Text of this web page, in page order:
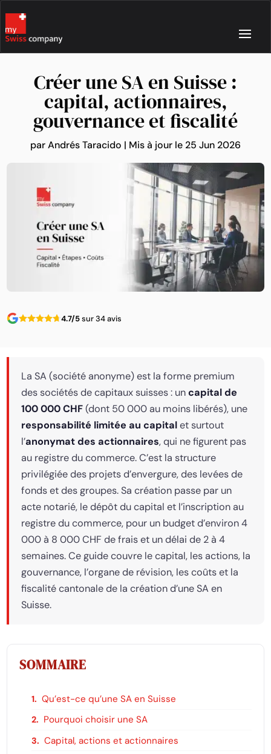
Créer une SA en Suisse :
capital, actionnaires,
gouvernance et fiscalité
parAndrés Taracido | Mis à jour le 25 Jun 2026
4.7/5sur 34 avis
La SA (société anonyme) est la forme premium
des sociétés de capitaux suisses : uncapital de
100 000 CHF(dont 50 000 au moins libérés), une
responsabilité limitée au capitalet surtout
l’anonymat des actionnaires, qui ne figurent pas
au registre du commerce. C’est la structure
privilégiée des projets d’envergure, des levées de
fonds et des groupes. Sa création passe par un
acte notarié, le dépôt du capital et l’inscription au
registre du commerce, pour un budget d’environ 4
000 à 8 000 CHF de frais et un délai de 2 à 4
semaines. Ce guide couvre le capital, les actions, la
gouvernance, l’organe de révision, les coûts et la
fiscalité cantonale de la création d’une SA en
Suisse.
SOMMAIRE
Qu’est-ce qu’une SA en Suisse
Pourquoi choisir une SA
Capital, actions et actionnaires